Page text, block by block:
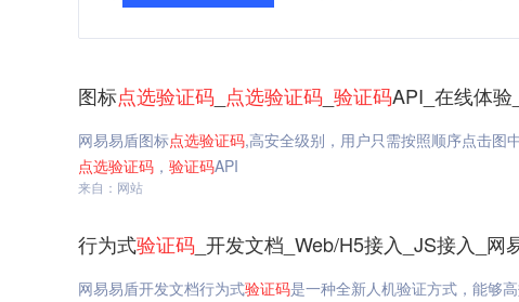
图标点选验证码 点选验证码 验证码API_在线体
网易易盾图标点选验证码,高安全级别，用户只需按照顺序点击图
点选验证码 ， 验证码API
来自：网站
行为式验证码 _开发文档_Web/H5接入_JS接入_网
网易易盾开发文档行为式验证码是一种全新人机验证方式，能够